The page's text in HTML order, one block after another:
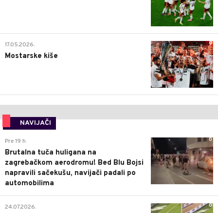
0
17.05.2026.
Mostarske kiše
NAVIJAČI
0
Pre 19 h
Brutalna tuča huligana na
zagrebačkom aerodromu! Bed Blu Bojsi
napravili sačekušu, navijači padali po
automobilima
0
24.07.2026.